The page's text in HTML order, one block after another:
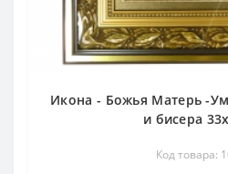
Икона - Божья Матерь -
и бисера
Код товара: